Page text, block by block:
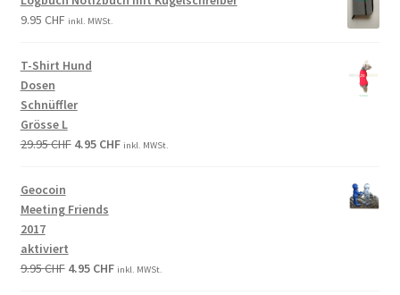
9.95 CHF inkl. MWSt.
T-Shirt Hund
Dosen
Schnüffler
Grösse L
29.95CHF 4.95 CHF inkl. MWSt.
Geocoin
Meeting Friends
2017
aktiviert
9.95CHF 4.95 CHF inkl. MWSt.